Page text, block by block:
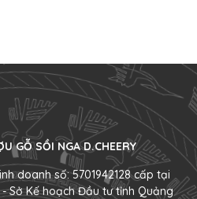
học của gỗ sẽ thay đổi,
hóa càng lâu thì càng đắt...
GỖ SỒI NGA D.CHEERY
doanh số: 5701942128 cấp tại
Sở Kế hoạch Đầu tư tỉnh Quảng